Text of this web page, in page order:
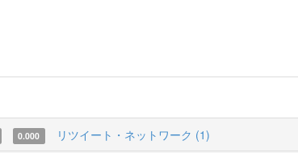
0.000 リツイート・ネットワーク (1)